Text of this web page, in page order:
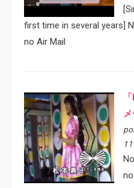
first time in several years]
no Air Mail